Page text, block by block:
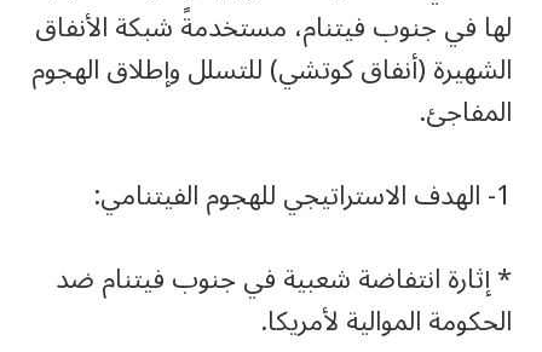
لها في جنوب فيتنام، مستخدمةً شبكة الأنفاق
الشهيرة (أنفاق كوتشي) للتسلل وإطلاق الهجوم
المفاجئ.
‏* إثارة انتفاضة شعبية في جنوب فيتنام ضد
الحكومة الموالية لأمريكا.